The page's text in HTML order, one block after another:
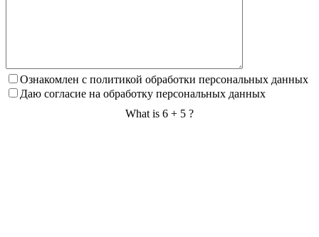
Ознакомлен с политикой обработки персональных данных
Даю согласие на обработку персональных данных
What is 6 + 5 ?